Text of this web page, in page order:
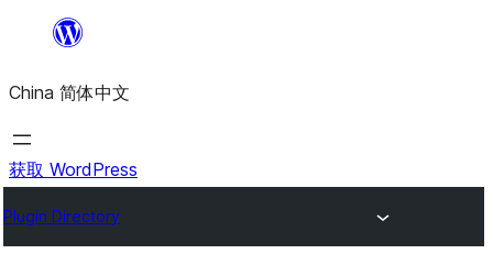
内
容
China 简体中文
获取 WordPress
Plugin Directory